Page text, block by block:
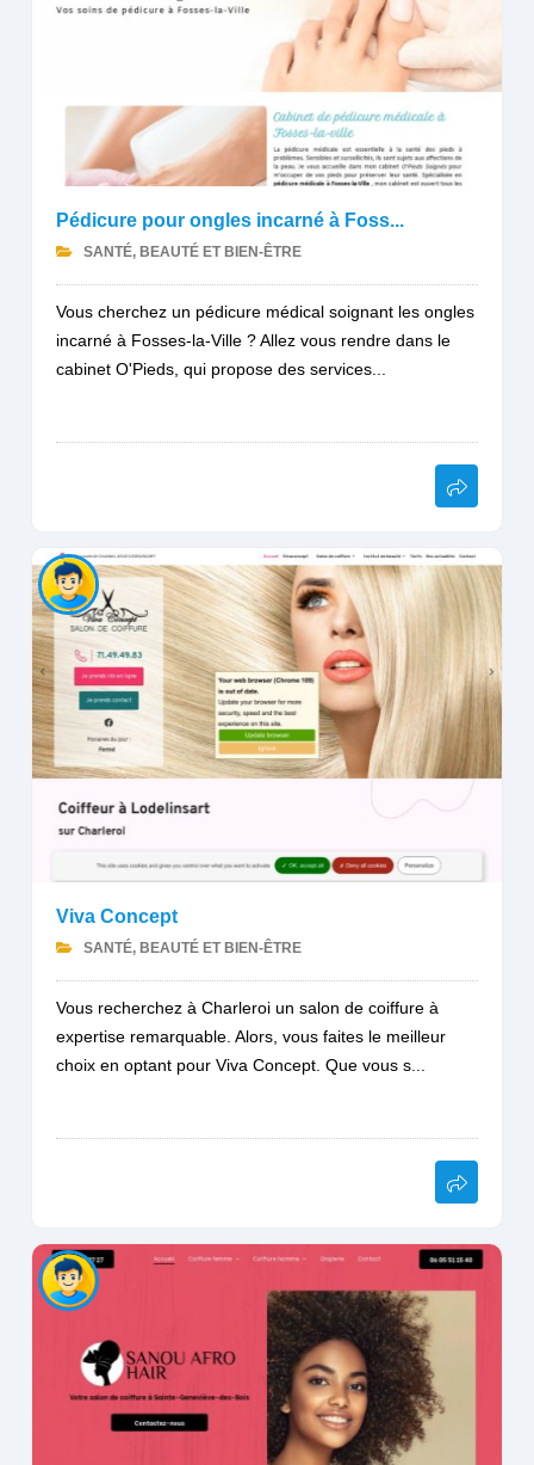
Pédicure pour ongles incarné à Foss...
SANTÉ, BEAUTÉ ET BIEN-ÊTRE
Vous cherchez un pédicure médical soignant les ongles
incarné à Fosses-la-Ville ? Allez vous rendre dans le
cabinet O'Pieds, qui propose des services...
Viva Concept
SANTÉ, BEAUTÉ ET BIEN-ÊTRE
Vous recherchez à Charleroi un salon de coiffure à
expertise remarquable. Alors, vous faites le meilleur
choix en optant pour Viva Concept. Que vous s...